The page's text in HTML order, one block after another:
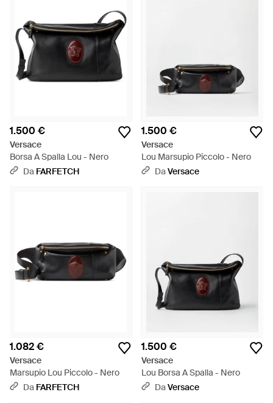
1.500 €
Versace
Borsa A Spalla Lou - Nero
Da FARFETCH
1.500 €
Versace
Lou Marsupio Piccolo - Nero
DaVersace
1.082 €
Versace
Marsupio Lou Piccolo - Nero
Da FARFETCH
1.500 €
Versace
Lou Borsa A Spalla - Nero
DaVersace